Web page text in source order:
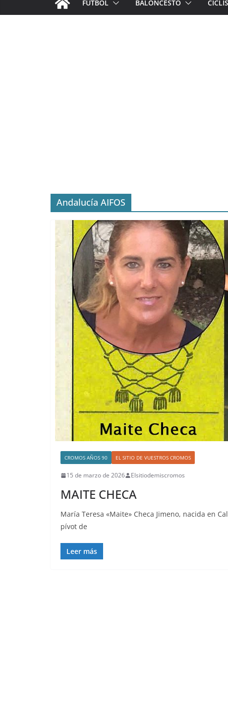
FÚTBOL BALONCESTO
Andalucía AIFOS
CROMOS AÑOS 90 EL SITIO DE VUESTROS CROMOS
15 de marzo de 2026 Elsitiodemiscromos
MAITE CHECA
María Teresa «Maite» Checa Jimeno, nacida en
pívot de
Leer más